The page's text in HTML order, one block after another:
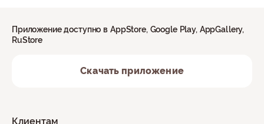
Клиентам
Приложение доступно в AppStore, Google Play, AppGallery,
RuStore
Скачать приложение